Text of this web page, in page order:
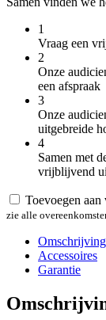
1
Vraag een
2
Onze
een afspraak
3
Onze
uitgebreide
4
Samen met
vrijblijvend
Toevoegen
zie alle
Omschrijving
Accessoires
Garantie